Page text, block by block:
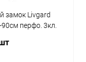
замок Livgard
перфо. 3кл.